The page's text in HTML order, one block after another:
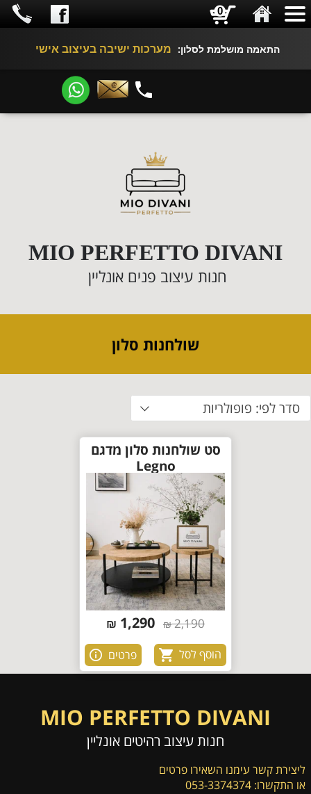
התאמה מושלמת לסלון: מערכות ישיבה בעיצוב אישי
MIO PERFETTO DIVANI
חנות עיצוב פנים אונליין
שולחנות סלון
סדר לפי: פופולריות
סט שולחנות סלון מדגם
Legno
2,190
₪
1,290
₪
הוסף לסל פרטים
MIO PERFETTO DIVANI
חנות עיצוב רהיטים אונליין
ליצירת קשר עימנו השאירו פרטים
או התקשרו: 053-3374374
0